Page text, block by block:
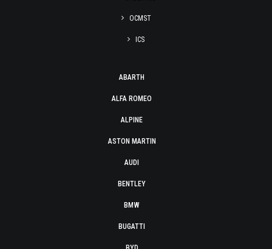
OCMST
ICS
ABARTH
ALFA ROMEO
ALPINE
ASTON MARTIN
AUDI
BENTLEY
BMW
BUGATTI